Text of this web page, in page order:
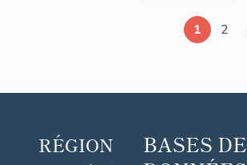
Roches,
1 2
RÉGION
BASES DE